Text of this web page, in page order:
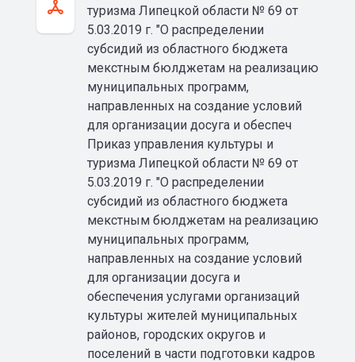
туризма Липецкой области № 69 от
5.03.2019 г. "О распределении
субсидий из областного бюджета
мекстным бюлджетам на реализацию
муниципальных программ,
направленных на создание условий
для организации досуга и обеспеч
Приказ управления культуры и
туризма Липецкой области № 69 от
5.03.2019 г. "О распределении
субсидий из областного бюджета
мекстным бюлджетам на реализацию
муниципальных программ,
направленных на создание условий
для организации досуга и
обеспечения услугами организаций
культуры жителей муниципальных
районов, городских округов и
поселений в части подготовки кадров